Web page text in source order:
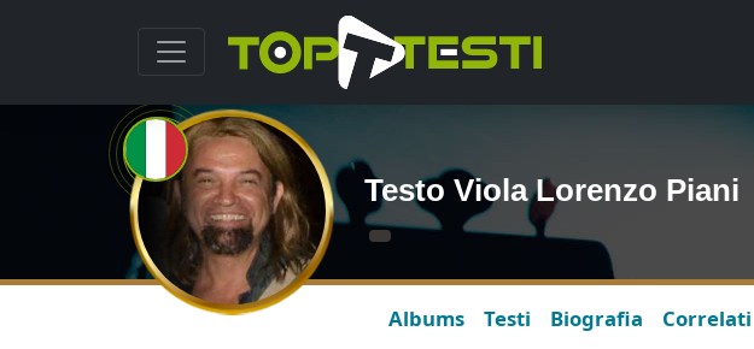
Testo Viola Lorenzo Piani
Albums Testi Biografia Correlati